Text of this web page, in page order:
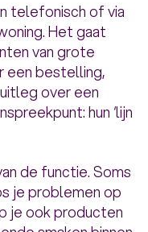
telefonisch of via
Het gaat
van grote
een bestelling,
over een
hun ‘lijn
de functie. Soms
je problemen op
je ook producten